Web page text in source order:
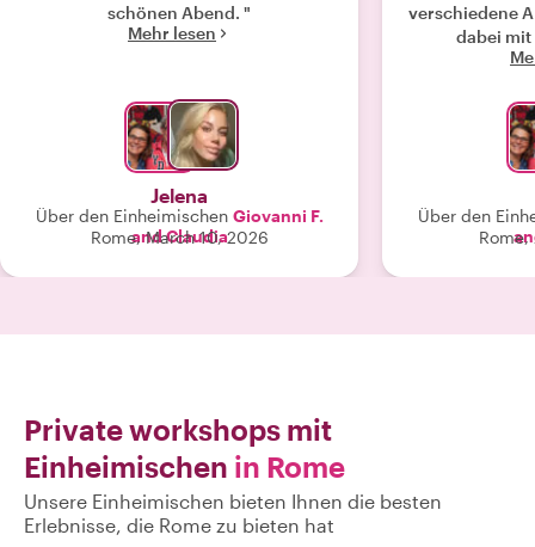
schönen Abend. "
Mehr lesen
Jelena
Über den Einheimischen Giovanni F.
and Claudia
Rome, March 10, 2026
verschiedene
dabei mit
unterhalten.
Über den
Private workshops mit
Einheimischen in Rome
Unsere Einheimischen bieten Ihnen die besten
Erlebnisse, die Rome zu bieten hat